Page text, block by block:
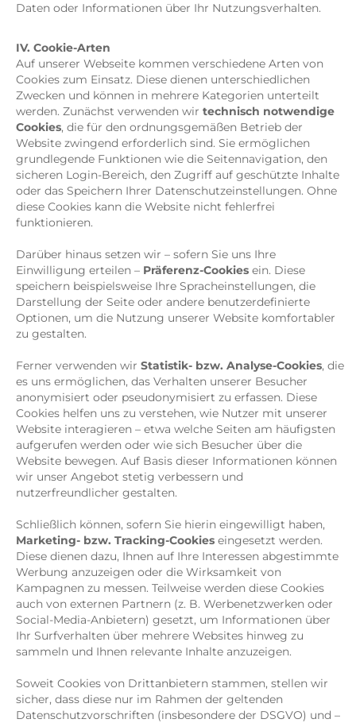
Daten oder Informationen über Ihr Nutzungsverhalten.
IV. Cookie-Arten
Auf unserer Webseite kommen verschiedene Arten von
Cookies zum Einsatz. Diese dienen unterschiedlichen
Zwecken und können in mehrere Kategorien unterteilt
werden. Zunächst verwenden wir technisch notwendige
Cookies, die für den ordnungsgemäßen Betrieb der
Website zwingend erforderlich sind. Sie ermöglichen
grundlegende Funktionen wie die Seitennavigation, den
sicheren Login-Bereich, den Zugriff auf geschützte Inhalte
oder das Speichern Ihrer Datenschutzeinstellungen. Ohne
diese Cookies kann die Website nicht fehlerfrei
funktionieren.
Darüber hinaus setzen wir – sofern Sie uns Ihre
Einwilligung erteilen – Präferenz-Cookies ein. Diese
speichern beispielsweise Ihre Spracheinstellungen, die
Darstellung der Seite oder andere benutzerdefinierte
Optionen, um die Nutzung unserer Website komfortabler
zu gestalten.
Ferner verwenden wir Statistik- bzw. Analyse-Cookies, die
es uns ermöglichen, das Verhalten unserer Besucher
anonymisiert oder pseudonymisiert zu erfassen. Diese
Cookies helfen uns zu verstehen, wie Nutzer mit unserer
Website interagieren – etwa welche Seiten am häufigsten
aufgerufen werden oder wie sich Besucher über die
Website bewegen. Auf Basis dieser Informationen können
wir unser Angebot stetig verbessern und
nutzerfreundlicher gestalten.
Schließlich können, sofern Sie hierin eingewilligt haben,
Marketing- bzw. Tracking-Cookies eingesetzt werden.
Diese dienen dazu, Ihnen auf Ihre Interessen abgestimmte
Werbung anzuzeigen oder die Wirksamkeit von
Kampagnen zu messen. Teilweise werden diese Cookies
auch von externen Partnern (z. B. Werbenetzwerken oder
Social-Media-Anbietern) gesetzt, um Informationen über
Ihr Surfverhalten über mehrere Websites hinweg zu
sammeln und Ihnen relevante Inhalte anzuzeigen.
Soweit Cookies von Drittanbietern stammen, stellen wir
sicher, dass diese nur im Rahmen der geltenden
Datenschutzvorschriften (insbesondere der DSGVO) und –